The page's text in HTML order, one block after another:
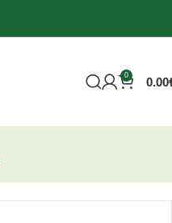
0 0.00